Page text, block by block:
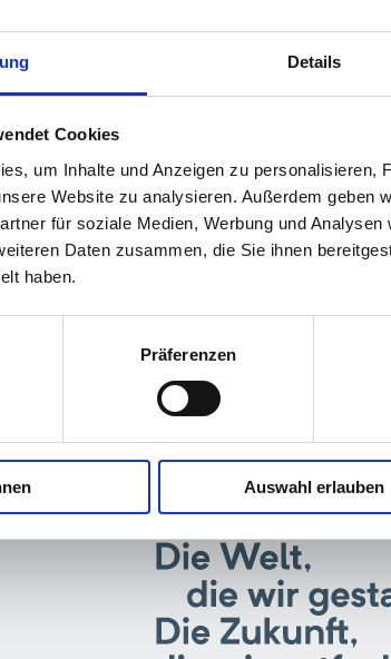
Details
Cookies
um Inhalte und Anzeigen zu personalisieren,
Website zu analysieren. Außerdem geben
für soziale Medien, Werbung und
Daten zusammen, die Sie ihnen
haben.
Präferenzen
Auswahl erlauben